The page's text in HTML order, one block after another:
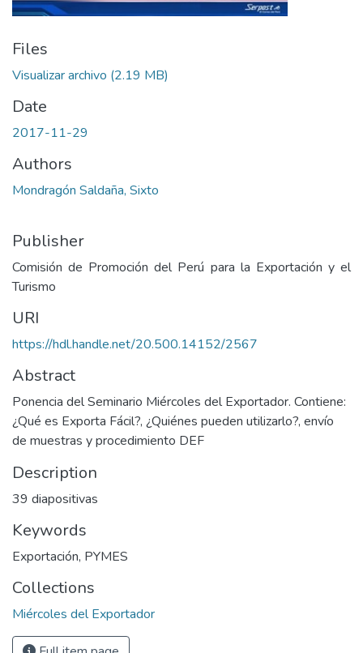
Files
Visualizar archivo (2.19 MB)
Date
2017-11-29
Authors
Mondragón Saldaña, Sixto
Publisher
Comisión de Promoción del Perú para la Exportación y el
Turismo
URI
https://hdl.handle.net/20.500.14152/2567
Abstract
Ponencia del Seminario Miércoles del Exportador. Contiene:
¿Qué es Exporta Fácil?, ¿Quiénes pueden utilizarlo?, envío
de muestras y procedimiento DEF
Description
39 diapositivas
Keywords
Exportación, PYMES
Collections
Miércoles del Exportador